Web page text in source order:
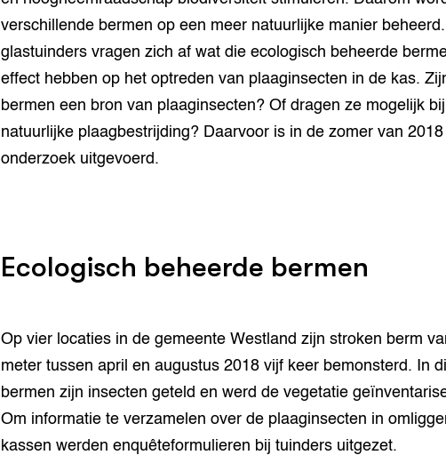
verschillende bermen op een meer natuurlijke manier
glastuinders vragen zich af wat die ecologisch beheerde
effect hebben op het optreden van plaaginsecten in de kas.
bermen een bron van plaaginsecten? Of dragen ze mogelijk
natuurlijke plaagbestrijding? Daarvoor is in de zomer van 2018
onderzoek uitgevoerd.
Ecologisch beheerde bermen
Op vier locaties in de gemeente Westland zijn stroken berm
meter tussen april en augustus 2018 vijf keer bemonsterd. In
bermen zijn insecten geteld en werd de vegetatie
Om informatie te verzamelen over de plaaginsecten in
kassen werden enquêteformulieren bij tuinders uitgezet.